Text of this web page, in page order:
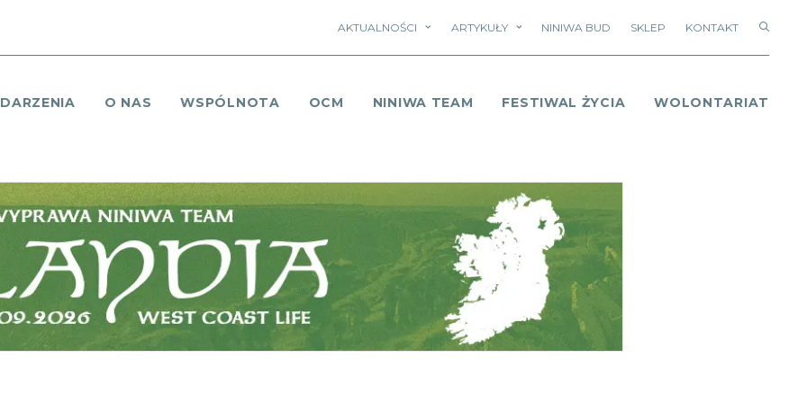
AKTUALNOŚCI ARTYKUŁY NINIWA BUD SKLEP KONTAKT
O NAS WSPÓLNOTA OCM NINIWA TEAM FESTIWAL ŻYCIA WOLONTARIAT